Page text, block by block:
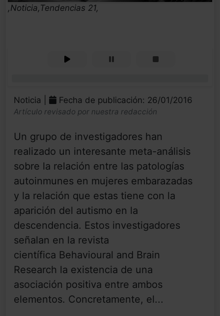
,Noticia,Tendencias 21,
Noticia | Fecha de publicación: 26/01/2016
Artículo revisado por nuestra redacción
Un grupo de investigadores han
realizado un interesante meta-análisis
sobre la relación entre las patologías
autoinmunes en mujeres embarazadas
y la relación que estas tiene con la
aparición del autismo en la
descendencia. Estos investigadores
señalan en la revista
científica Behavioural and Brain
Research la existencia de una
asociación positiva entre ambos
elementos. Concretamente, el...